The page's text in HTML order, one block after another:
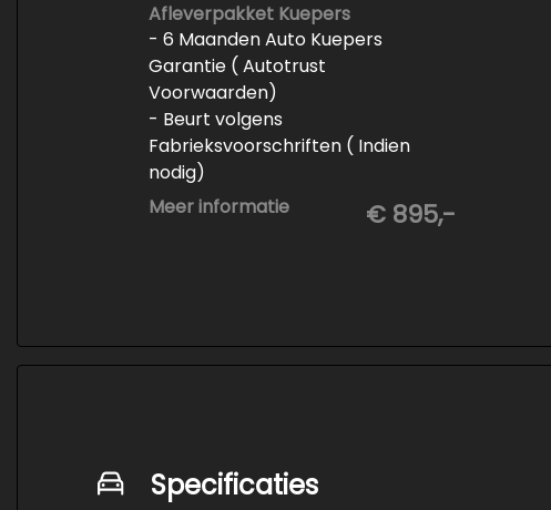
Afleverpakket Kuepers
- 6 Maanden Auto Kuepers
Garantie ( Autotrust
Voorwaarden)
- Beurt volgens
Fabrieksvoorschriften ( Indien
nodig)
- Minimaal 6 maanden APK
- Minimaal 3 mm banden profiel
- Poetsen binnen en buiten
Meer informatie € 895,-
Specificaties